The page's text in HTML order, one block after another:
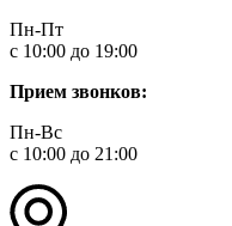
Пн-Пт
с 10:00 до 19:00
Прием звонков:
Пн-Вс
с 10:00 до 21:00